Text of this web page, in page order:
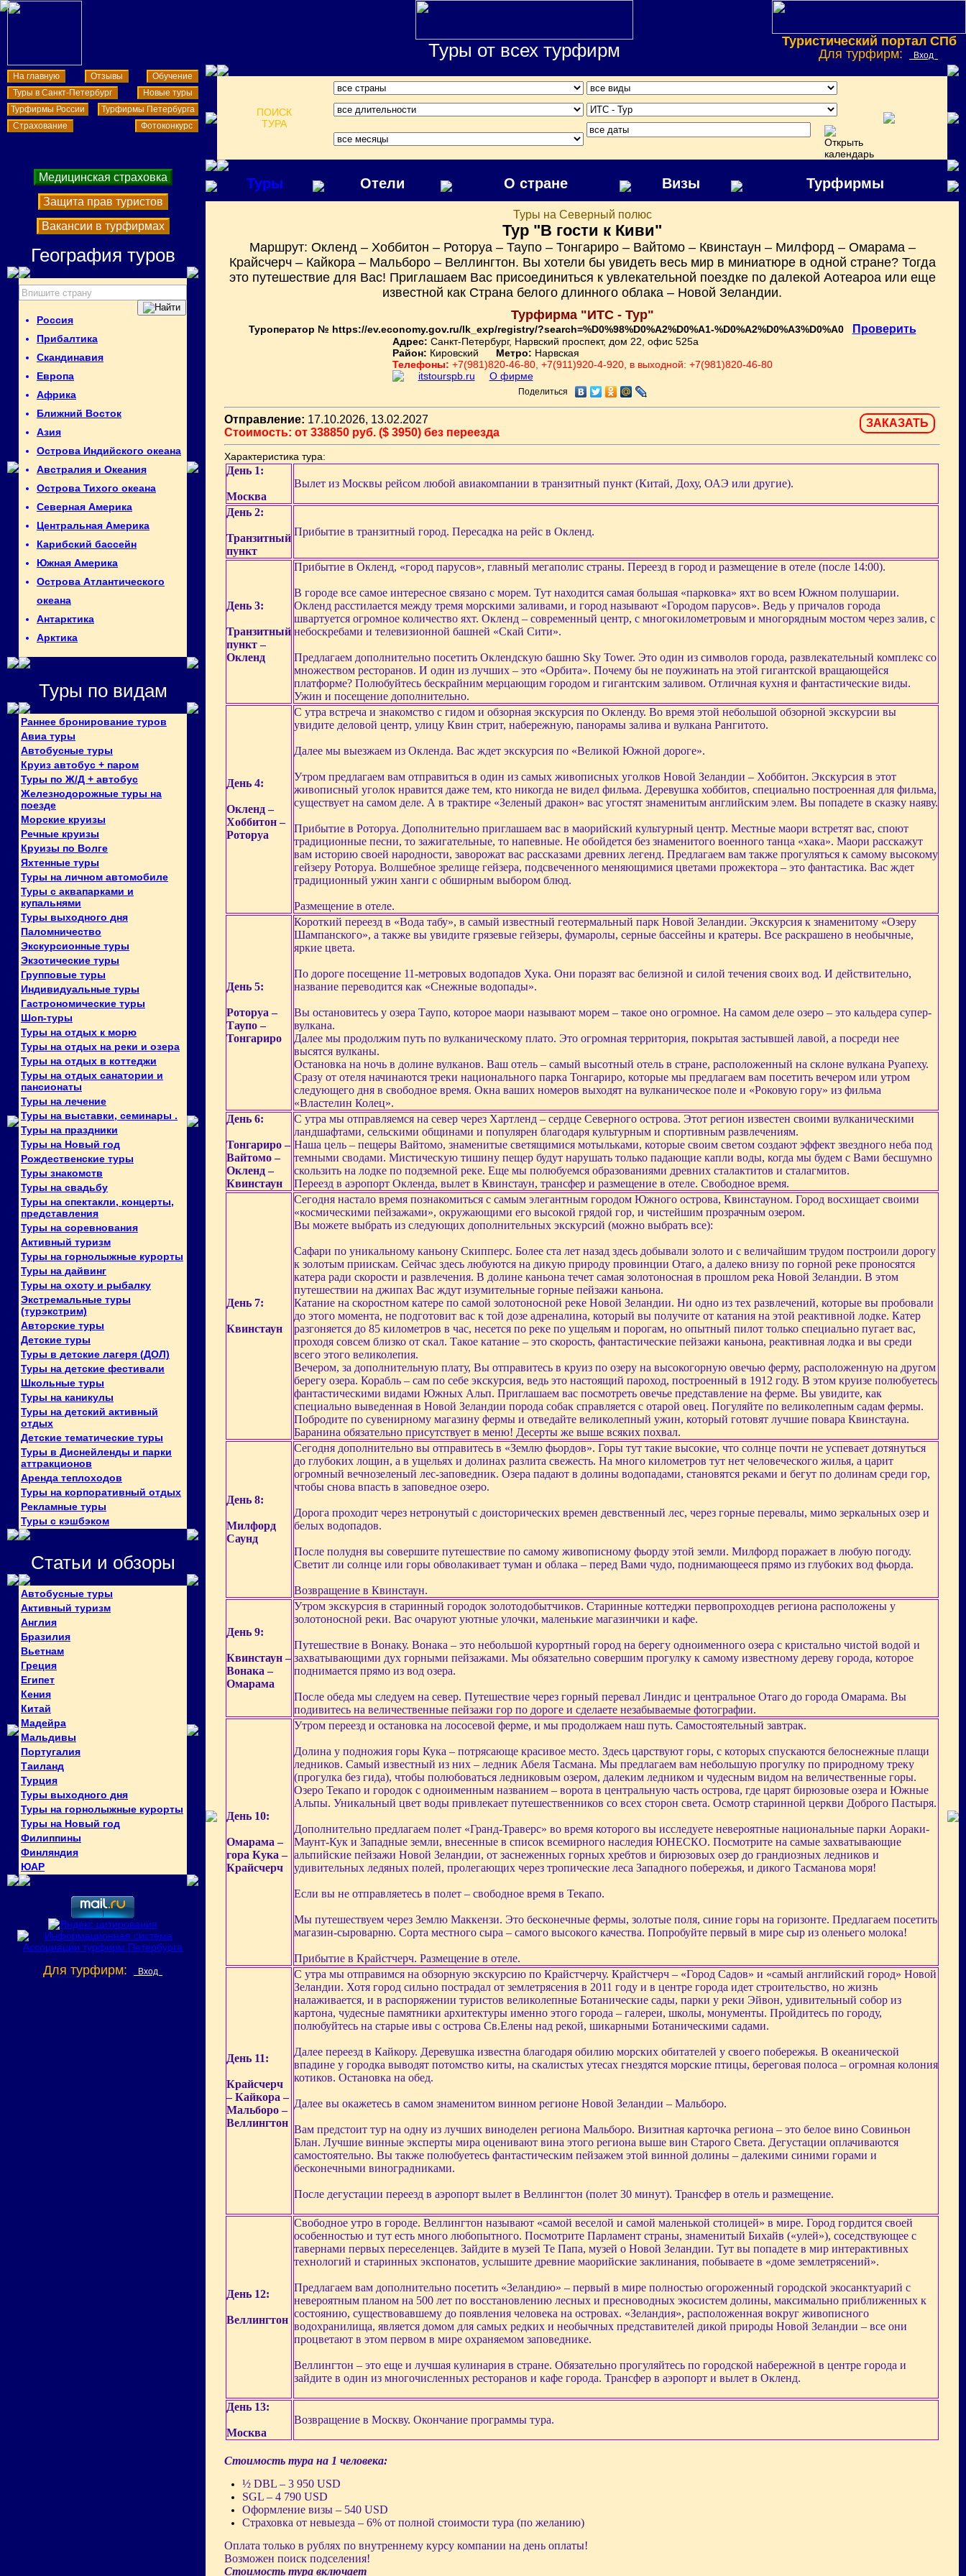
Туры от всех турфирм
Туристический портал СПб
Для турфирм:
Вход
На главную Отзывы
Обучение
Туры в Санкт-Петербург
Новые туры
Турфирмы России
Турфирмы Петербурга
Страхование
Фотоконкурс
ПОИСК
ТУРА
Медицинская страховка
Защита прав туристов
Вакансии в турфирмах
География туров
Россия
Прибалтика
Скандинавия
Европа
Африка
Ближний Восток
Азия
Острова Индийского океана
Австралия и Океания
Острова Тихого океана
Северная Америка
Центральная Америка
Карибский бассейн
Южная Америка
Острова Атлантического
океана
Антарктика
Арктика
Туры по видам
Раннее бронирование туров
Авиа туры
Автобусные туры
Круиз автобус + паром
Туры по Ж/Д + автобус
Железнодорожные туры на
поезде
Морские круизы
Речные круизы
Круизы по Волге
Яхтенные туры
Туры на личном автомобиле
Туры с аквапарками и
купальнями
Туры выходного дня
Паломничество
Экскурсионные туры
Экзотические туры
Групповые туры
Индивидуальные туры
Гастрономические туры
Шоп-туры
Туры на отдых к морю
Туры на отдых на реки и озера
Туры на отдых в коттеджи
Туры на отдых санатории и
пансионаты
Туры на лечение
Туры на выставки, семинары .
Туры на праздники
Туры на Новый год
Рождественские туры
Туры знакомств
Туры на свадьбу
Туры на спектакли, концерты,
представления
Туры на соревнования
Активный туризм
Туры на горнолыжные курорты
Туры на дайвинг
Туры на охоту и рыбалку
Экстремальные туры
(турэкстрим)
Авторские туры
Детские туры
Туры в детские лагеря (ДОЛ)
Туры на детские фестивали
Школьные туры
Туры на каникулы
Туры на детский активный
отдых
Детские тематические туры
Туры в Диснейленды и парки
аттракционов
Аренда теплоходов
Туры на корпоративный отдых
Рекламные туры
Туры с кэшбэком
Статьи и обзоры
Автобусные туры
Активный туризм
Англия
Бразилия
Вьетнам
Греция
Египет
Кения
Китай
Мадейра
Мальдивы
Португалия
Таиланд
Турция
Туры выходного дня
Туры на горнолыжные курорты
Туры на Новый год
Филиппины
Финляндия
ЮАР
Для турфирм: Вход
Туры Отели О стране Визы Турфирмы
Туры на Северный полюс
Тур "В гости к Киви"
Маршрут: Окленд – Хоббитон – Роторуа – Таупо – Тонгариро – Вайтомо – Квинстаун – Милфорд – Омарама –
Крайсчерч – Кайкора – Мальборо – Веллингтон. Вы хотели бы увидеть весь мир в миниатюре в одной стране? Тогда
это путешествие для Вас! Приглашаем Вас присоединиться к увлекательной поездке по далекой Аотеароа или еще
известной как Страна белого длинного облака – Новой Зеландии.
Турфирма "ИТС - Тур"
Туроператор № https://ev.economy.gov.ru/lk_exp/registry/?search=%D0%98%D0%A2%D0%A1-%D0%A2%D0%A3%D0%A0 Проверить
Адрес: Санкт-Петербург, Нарвский проспект, дом 22, офис 525а
Район: Кировский Метро: Нарвская
Телефоны: +7(981)820-46-80, +7(911)920-4-920, в выходной: +7(981)820-46-80
itstourspb.ru
О фирме
Поделиться
ЗАКАЗАТЬ
Отправление: 17.10.2026, 13.02.2027
Стоимость: от 338850 руб. ($ 3950) без переезда
Характеристика тура:
День 1:
Москва
Вылет из Москвы рейсом любой авиакомпании в транзитный пункт (Китай, Доху, ОАЭ или другие).
День 2:
Транзитный
пункт
Прибытие в транзитный город. Пересадка на рейс в Окленд.
День 3:
Транзитный
пункт –
Окленд
Прибытие в Окленд, «город парусов», главный мегаполис страны. Переезд в город и размещение в отеле (после 14:00).
В городе все самое интересное связано с морем. Тут находится самая большая «парковка» яхт во всем Южном полушарии.
Окленд расстилается между тремя морскими заливами, и город называют «Городом парусов». Ведь у причалов города
швартуется огромное количество яхт. Окленд – современный центр, с многокилометровым и многорядным мостом через залив, с
небоскребами и телевизионной башней «Скай Сити».
Предлагаем дополнительно посетить Оклендскую башню Sky Tower. Это один из символов города, развлекательный комплекс со
множеством ресторанов. И один из лучших – это «Орбита». Почему бы не поужинать на этой гигантской вращающейся
платформе? Полюбуйтесь бескрайним мерцающим городом и гигантским заливом. Отличная кухня и фантастические виды.
Ужин и посещение дополнительно.
День 4:
Окленд –
Хоббитон –
Роторуа
С утра встреча и знакомство с гидом и обзорная экскурсия по Окленду. Во время этой небольшой обзорной экскурсии вы
увидите деловой центр, улицу Квин стрит, набережную, панорамы залива и вулкана Рангитото.
Далее мы выезжаем из Окленда. Вас ждет экскурсия по «Великой Южной дороге».
Утром предлагаем вам отправиться в один из самых живописных уголков Новой Зеландии – Хоббитон. Экскурсия в этот
живописный уголок нравится даже тем, кто никогда не видел фильма. Деревушка хоббитов, специально построенная для фильма,
существует на самом деле. А в трактире «Зеленый дракон» вас угостят знаменитым английским элем. Вы попадете в сказку наяву.
Прибытие в Роторуа. Дополнительно приглашаем вас в маорийский культурный центр. Местные маори встретят вас, споют
традиционные песни, то зажигательные, то напевные. Не обойдется без знаменитого военного танца «хака». Маори расскажут
вам историю своей народности, заворожат вас рассказами древних легенд. Предлагаем вам также прогуляться к самому высокому
гейзеру Роторуа. Волшебное зрелище гейзера, подсвеченного меняющимися цветами прожектора – это фантастика. Вас ждет
традиционный ужин ханги с обширным выбором блюд.
Размещение в отеле.
День 5:
Роторуа –
Таупо –
Тонгариро
Короткий переезд в «Вода табу», в самый известный геотермальный парк Новой Зеландии. Экскурсия к знаменитому «Озеру
Шампанского», а также вы увидите грязевые гейзеры, фумаролы, серные бассейны и кратеры. Все раскрашено в необычные,
яркие цвета.
По дороге посещение 11-метровых водопадов Хука. Они поразят вас белизной и силой течения своих вод. И действительно,
название переводится как «Снежные водопады».
Вы остановитесь у озера Таупо, которое маори называют морем – такое оно огромное. На самом деле озеро – это кальдера супер-
вулкана.
Далее мы продолжим путь по вулканическому плато. Это огромная территория, покрытая застывшей лавой, а посреди нее
высятся вулканы.
Остановка на ночь в долине вулканов. Ваш отель – самый высотный отель в стране, расположенный на склоне вулкана Руапеху.
Сразу от отеля начинаются треки национального парка Тонгариро, которые мы предлагаем вам посетить вечером или утром
следующего дня в свободное время. Окна ваших номеров выходят на вулканическое поле и «Роковую гору» из фильма
«Властелин Колец».
День 6:
Тонгариро –
Вайтомо –
Окленд –
Квинстаун
С утра мы отправляемся на север через Хартленд – сердце Северного острова. Этот регион известен своими вулканическими
ландшафтами, сельскими общинами и популярен благодаря культурным и спортивным развлечениям.
Наша цель – пещеры Вайтомо, знаменитые светящимися мотыльками, которые своим светом создают эффект звездного неба под
темными сводами. Мистическую тишину пещер будут нарушать только падающие капли воды, когда мы будем с Вами бесшумно
скользить на лодке по подземной реке. Еще мы полюбуемся образованиями древних сталактитов и сталагмитов.
Переезд в аэропорт Окленда, вылет в Квинстаун, трансфер и размещение в отеле. Свободное время.
День 7:
Квинстаун
Сегодня настало время познакомиться с самым элегантным городом Южного острова, Квинстауном. Город восхищает своими
«космическими пейзажами», окружающими его высокой грядой гор, и чистейшим прозрачным озером.
Вы можете выбрать из следующих дополнительных экскурсий (можно выбрать все):
Сафари по уникальному каньону Скипперс. Более ста лет назад здесь добывали золото и с величайшим трудом построили дорогу
к золотым приискам. Сейчас здесь любуются на дикую природу провинции Отаго, а далеко внизу по горной реке проносятся
катера ради скорости и развлечения. В долине каньона течет самая золотоносная в прошлом река Новой Зеландии. В этом
путешествии на джипах Вас ждут изумительные горные пейзажи каньона.
Катание на скоростном катере по самой золотоносной реке Новой Зеландии. Ни одно из тех развлечений, которые вы пробовали
до этого момента, не подготовит вас к той дозе адреналина, который вы получите от катания на этой реактивной лодке. Катер
разгоняется до 85 километров в час, несется по реке по ущельям и порогам, но опытный пилот только специально пугает вас,
проходя совсем близко от скал. Такое катание – это скорость, фантастические пейзажи каньона, реактивная лодка и вы среди
всего этого великолепия.
Вечером, за дополнительную плату, Вы отправитесь в круиз по озеру на высокогорную овечью ферму, расположенную на другом
берегу озера. Корабль – сам по себе экскурсия, ведь это настоящий пароход, построенный в 1912 году. В этом круизе полюбуетесь
фантастическими видами Южных Альп. Приглашаем вас посмотреть овечье представление на ферме. Вы увидите, как
специально выведенная в Новой Зеландии порода собак справляется с отарой овец. Погуляйте по великолепным садам фермы.
Побродите по сувенирному магазину фермы и отведайте великолепный ужин, который готовят лучшие повара Квинстауна.
Баранина обязательно присутствует в меню! Десерты же выше всяких похвал.
День 8:
Милфорд
Саунд
Сегодня дополнительно вы отправитесь в «Землю фьордов». Горы тут такие высокие, что солнце почти не успевает дотянуться
до глубоких лощин, а в ущельях и долинах разлита свежесть. На много километров тут нет человеческого жилья, а царит
огромный вечнозеленый лес-заповедник. Озера падают в долины водопадами, становятся реками и бегут по долинам среди гор,
чтобы снова впасть в заповедное озеро.
Дорога проходит через нетронутый с доисторических времен девственный лес, через горные перевалы, мимо зеркальных озер и
белых водопадов.
После полудня вы совершите путешествие по самому живописному фьорду этой земли. Милфорд поражает в любую погоду.
Светит ли солнце или горы обволакивает туман и облака – перед Вами чудо, поднимающееся прямо из глубоких вод фьорда.
Возвращение в Квинстаун.
День 9:
Квинстаун –
Вонака –
Омарама
Утром экскурсия в старинный городок золотодобытчиков. Старинные коттеджи первопроходцев региона расположены у
золотоносной реки. Вас очаруют уютные улочки, маленькие магазинчики и кафе.
Путешествие в Вонаку. Вонака – это небольшой курортный город на берегу одноименного озера с кристально чистой водой и
захватывающими дух горными пейзажами. Мы обязательно совершим прогулку к самому известному дереву города, которое
поднимается прямо из вод озера.
После обеда мы следуем на север. Путешествие через горный перевал Линдис и центральное Отаго до города Омарама. Вы
подивитесь на величественные пейзажи гор по дороге и сделаете незабываемые фотографии.
День 10:
Омарама –
гора Кука –
Крайсчерч
Утром переезд и остановка на лососевой ферме, и мы продолжаем наш путь. Самостоятельный завтрак.
Долина у подножия горы Кука – потрясающе красивое место. Здесь царствуют горы, с которых спускаются белоснежные плащи
ледников. Самый известный из них – ледник Абеля Тасмана. Мы предлагаем вам небольшую прогулку по природному треку
(прогулка без гида), чтобы полюбоваться ледниковым озером, далеким ледником и чудесным видом на величественные горы.
Озеро Текапо и городок с одноименным названием – ворота в центральную часть острова, где царят бирюзовые озера и Южные
Альпы. Уникальный цвет воды привлекает путешественников со всех сторон света. Осмотр старинной церкви Доброго Пастыря.
Дополнительно предлагаем полет «Гранд-Траверс» во время которого вы исследуете невероятные национальные парки Аораки-
Маунт-Кук и Западные земли, внесенные в список всемирного наследия ЮНЕСКО. Посмотрите на самые захватывающие
альпийские пейзажи Новой Зеландии, от заснеженных горных хребтов и бирюзовых озер до грандиозных ледников и
удивительных ледяных полей, пролегающих через тропические леса Западного побережья, и дикого Тасманова моря!
Если вы не отправляетесь в полет – свободное время в Текапо.
Мы путешествуем через Землю Маккензи. Это бесконечные фермы, золотые поля, синие горы на горизонте. Предлагаем посетить
магазин-сыроварню. Сорта местного сыра – самого высокого качества. Попробуйте первый в мире сыр из оленьего молока!
Прибытие в Крайстчерч. Размещение в отеле.
День 11:
Крайсчерч
– Кайкора –
Мальборо –
Веллингтон
С утра мы отправимся на обзорную экскурсию по Крайстчерчу. Крайстчерч – «Город Садов» и «самый английский город» Новой
Зеландии. Хотя город сильно пострадал от землетрясения в 2011 году и в центре города идет строительство, но жизнь
налаживается, и в распоряжении туристов великолепные Ботанические сады, парки у реки Эйвон, удивительный собор из
картона, чудесные памятники архитектуры именно этого города – галереи, школы, монументы. Пройдитесь по городу,
полюбуйтесь на старые ивы с острова Св.Елены над рекой, шикарными Ботаническими садами.
Далее переезд в Кайкору. Деревушка известна благодаря обилию морских обитателей у своего побережья. В океанической
впадине у городка выводят потомство киты, на скалистых утесах гнездятся морские птицы, береговая полоса – огромная колония
котиков. Остановка на обед.
Далее вы окажетесь в самом знаменитом винном регионе Новой Зеландии – Мальборо.
Вам предстоит тур на одну из лучших виноделен региона Мальборо. Визитная карточка региона – это белое вино Совиньон
Блан. Лучшие винные эксперты мира оценивают вина этого региона выше вин Старого Света. Дегустации оплачиваются
самостоятельно. Вы также полюбуетесь фантастическим пейзажем этой винной долины – далекими синими горами и
бесконечными виноградниками.
После дегустации переезд в аэропорт вылет в Веллингтон (полет 30 минут). Трансфер в отель и размещение.
День 12:
Веллингтон
Свободное утро в городе. Веллингтон называют «самой веселой и самой маленькой столицей» в мире. Город гордится своей
особенностью и тут есть много любопытного. Посмотрите Парламент страны, знаменитый Бихайв («улей»), соседствующее с
тавернами первых переселенцев. Зайдите в музей Те Папа, музей о Новой Зеландии. Тут вы попадете в мир интерактивных
технологий и старинных экспонатов, услышите древние маорийские заклинания, побываете в «доме землетрясений».
Предлагаем вам дополнительно посетить «Зеландию» – первый в мире полностью огороженный городской экосанктуарий с
невероятным планом на 500 лет по восстановлению лесных и пресноводных экосистем долины, максимально приближенных к
состоянию, существовавшему до появления человека на островах. «Зеландия», расположенная вокруг живописного
водохранилища, является домом для самых редких и необычных представителей дикой природы Новой Зеландии – все они
процветают в этом первом в мире охраняемом заповеднике.
Веллингтон – это еще и лучшая кулинария в стране. Обязательно прогуляйтесь по городской набережной в центре города и
зайдите в один из многочисленных ресторанов и кафе города. Трансфер в аэропорт и вылет в Окленд.
День 13:
Москва
Возвращение в Москву. Окончание программы тура.
Стоимость тура на 1 человека:
½ DBL – 3 950 USD
SGL – 4 790 USD
Оформление визы – 540 USD
Страховка от невыезда – 6% от полной стоимости тура (по желанию)
Оплата только в рублях по внутреннему курсу компании на день оплаты!
Возможен поиск подселения!
Стоимость тура включает